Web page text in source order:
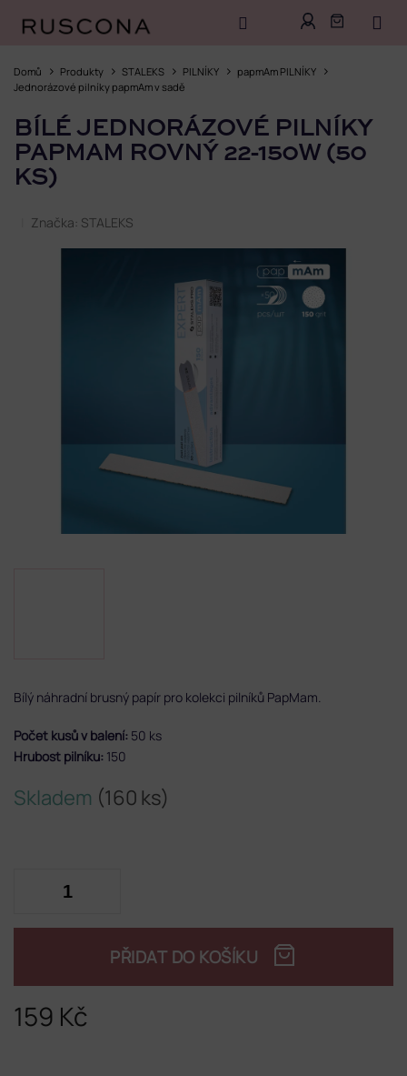
obsah
Domů Produkty STALEKS PILNÍKY
papmAm PILNÍKY
Jednorázové pilníky papmAm v sadě
BÍLÉ JEDNORÁZOVÉ PILNÍKY
PAPMAM ROVNÝ 22-150W (50
KS)
Značka: STALEKS
159 Kč
Skladem (160 ks)
PŘIDAT DO KOŠÍKU
Bílý náhradní brusný papír pro kolekci pilníků PapMam.
Počet kusů v balení: 50 ks
Hrubost pilníku: 150